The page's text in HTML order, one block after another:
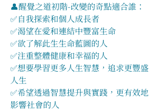
👤醒覺之道初階-改變的奇點適合誰：
✅自我探索和個人成長者
✅渴望在愛和連結中豐富生命
✅欲了解此生生命藍圖的人
✅注重整體健康和幸福的人
✅想要學習更多人生智慧，追求更豐盛
人生
✅希望透過智慧提升與實踐，更有效地
影響社會的人